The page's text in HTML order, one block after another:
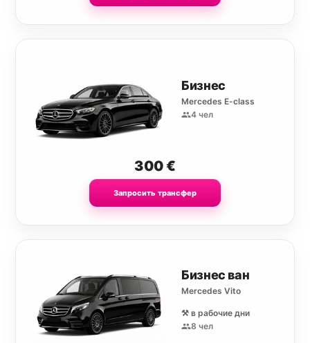
Бизнес
Mercedes E-class
4 чел
300€
Запросить трансфер
Бизнес ван
Mercedes Vito
⚒️ в рабочие дни
8 чел